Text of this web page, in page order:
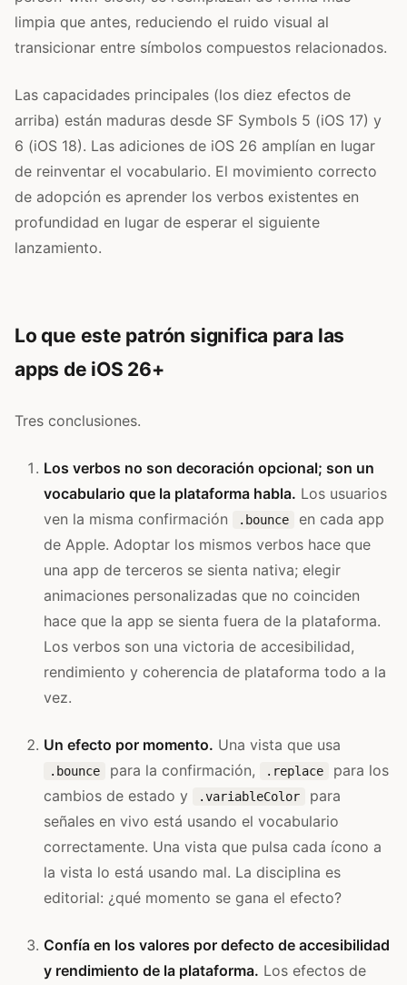
limpia que antes, reduciendo el ruido visual al
transicionar entre símbolos compuestos relacionados.
Las capacidades principales (los diez efectos de
arriba) están maduras desde SF Symbols 5 (iOS 17) y
6 (iOS 18). Las adiciones de iOS 26 amplían en lugar
de reinventar el vocabulario. El movimiento correcto
de adopción es aprender los verbos existentes en
profundidad en lugar de esperar el siguiente
lanzamiento.
Lo que este patrón significa para las
apps de iOS 26+
Tres conclusiones.
Los verbos no son decoración opcional; son un
vocabulario que la plataforma habla. Los usuarios
ven la misma confirmación
.bounce
en cada app
de Apple. Adoptar los mismos verbos hace que
una app de terceros se sienta nativa; elegir
animaciones personalizadas que no coinciden
hace que la app se sienta fuera de la plataforma.
Los verbos son una victoria de accesibilidad,
rendimiento y coherencia de plataforma todo a la
vez.
Un efecto por momento. Una vista que usa
.bounce para la confirmación, .replace
para los
cambios de estado y
.variableColor
para
señales en vivo está usando el vocabulario
correctamente. Una vista que pulsa cada ícono a
la vista lo está usando mal. La disciplina es
editorial: ¿qué momento se gana el efecto?
Confía en los valores por defecto de accesibilidad
y rendimiento de la plataforma. Los efectos de